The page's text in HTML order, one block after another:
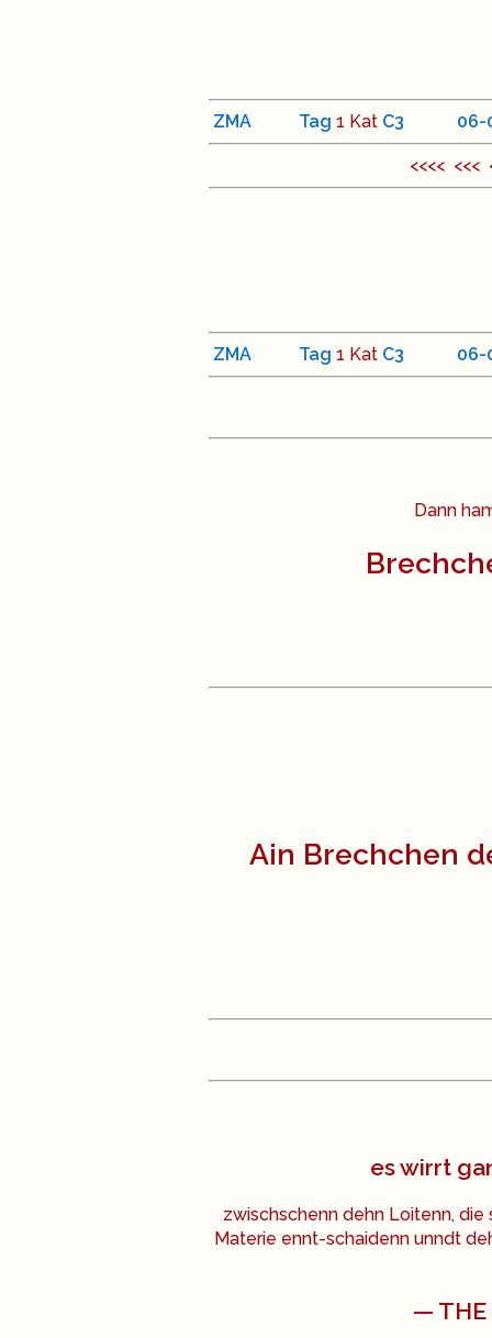
ZMA Tag 1 Kat C3 06-
<<<<
ZMA Tag 1 Kat C3 06-
Dann
Ain Brechchen
es wirrt
zwischschenn dehn Loitenn, die
Materie ennt-schaidenn unndt
—